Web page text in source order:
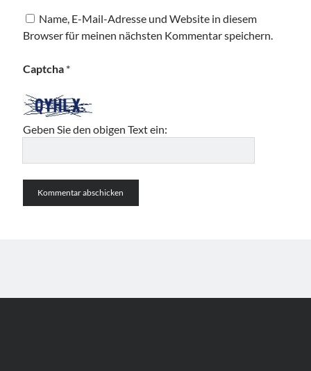
Name, E-Mail-Adresse und Website in diesem
Browser für meinen nächsten Kommentar speichern.
Captcha *
Geben Sie den obigen Text ein: